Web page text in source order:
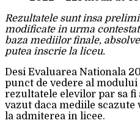
Rezultatele sunt insa
modificate in urma
baza mediilor finale,
putea inscrie la liceu.
Desi Evaluarea Nationala
punct de vedere al
rezultatele elevilor par sa fi
vazut daca mediile
la admiterea in licee.